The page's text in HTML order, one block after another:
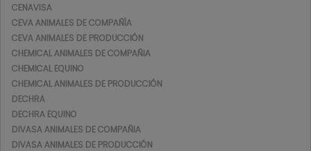
CENAVISA
CEVA ANIMALES DE COMPAÑÍA
CEVA ANIMALES DE PRODUCCIÓN
CHEMICAL ANIMALES DE COMPAÑIA
CHEMICAL EQUINO
CHEMICAL ANIMALES DE PRODUCCIÓN
DECHRA
DECHRA EQUINO
DIVASA ANIMALES DE COMPAÑIA
DIVASA ANIMALES DE PRODUCCIÓN